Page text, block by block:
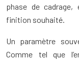
phase de
finition souhaité.
Un paramètre
Comme tel que